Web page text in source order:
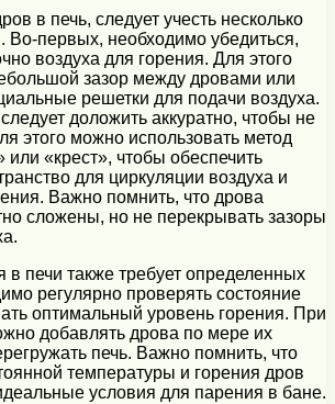
в печь, следует учесть несколько
первых, необходимо убедиться,
воздуха для горения. Для этого
зазор между дровами или
решетки для подачи воздуха.
доложить аккуратно, чтобы не
этого можно использовать метод
или «крест», чтобы обеспечить
для циркуляции воздуха и
Важно помнить, что дрова
сложены, но не перекрывать зазоры
в печи также требует определенных
регулярно проверять состояние
оптимальный уровень горения. При
добавлять дрова по мере их
печь. Важно помнить, что
температуры и горения дров
условия для парения в бане.